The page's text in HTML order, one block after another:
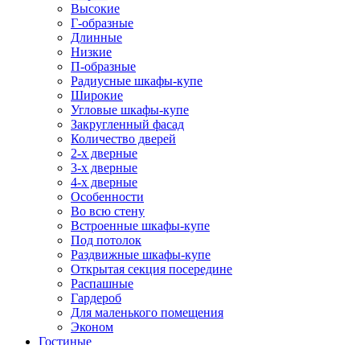
Высокие
Г-образные
Длинные
Низкие
П-образные
Радиусные шкафы-купе
Широкие
Угловые шкафы-купе
Закругленный фасад
Количество дверей
2-х дверные
3-х дверные
4-х дверные
Особенности
Во всю стену
Встроенные шкафы-купе
Под потолок
Раздвижные шкафы-купе
Открытая секция посередине
Распашные
Гардероб
Для маленького помещения
Эконом
Гостиные